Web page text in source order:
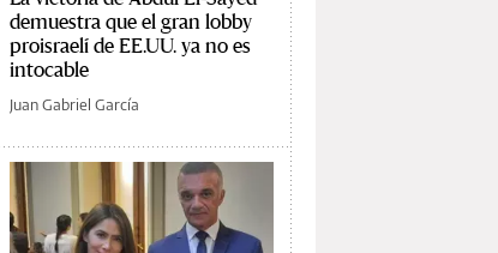
demuestra que el gran lobby
proisraelí de EE.UU. ya no es
intocable
Juan Gabriel García